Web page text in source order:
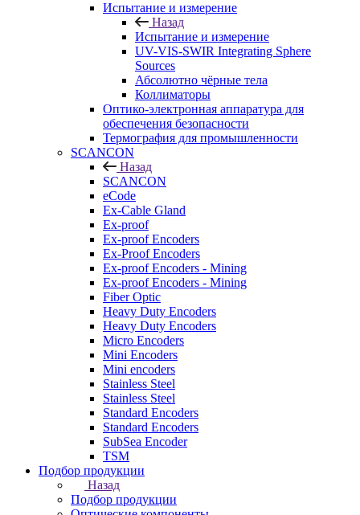
Испытание и измерение
Назад
Испытание и измерение
UV-VIS-SWIR Integrating Sphere
Sources
Абсолютно чёрные тела
Коллиматоры
Оптико-электронная аппаратура для
обеспечения безопасности
Термография для промышленности
SCANCON
Назад
SCANCON
eCode
Ex-Cable Gland
Ex-proof
Ex-proof Encoders
Ex-Proof Encoders
Ex-proof Encoders - Mining
Ex-proof Encoders - Mining
Fiber Optic
Heavy Duty Encoders
Heavy Duty Encoders
Micro Encoders
Mini Encoders
Mini encoders
Stainless Steel
Stainless Steel
Standard Encoders
Standard Encoders
SubSea Encoder
TSM
Подбор продукции
Назад
Подбор продукции